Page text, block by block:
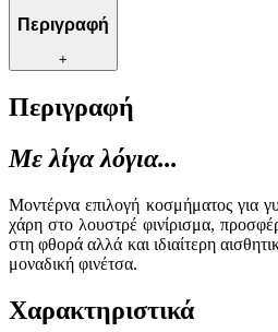
Περιγραφή
+
Περιγραφή
Με λίγα λόγια...
Μοντέρνα επιλογή κοσμήματος για
χάρη στο λουστρέ φινίρισμα,
στη φθορά αλλά και ιδιαίτερη
μοναδική φινέτσα.
Χαρακτηριστικά